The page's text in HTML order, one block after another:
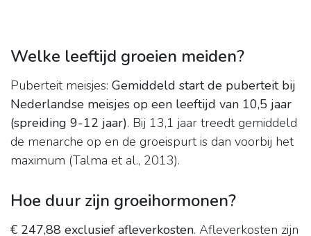
Welke leeftijd groeien meiden?
Puberteit meisjes: Gemiddeld start de puberteit bij
Nederlandse meisjes op een leeftijd van 10,5 jaar
(spreiding 9-12 jaar). Bij 13,1 jaar treedt gemiddeld
de menarche op en de groeispurt is dan voorbij het
maximum (Talma et al., 2013).
Hoe duur zijn groeihormonen?
€ 247,88 exclusief afleverkosten. Afleverkosten zijn